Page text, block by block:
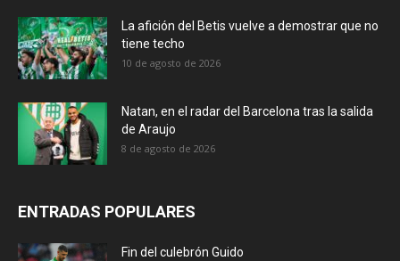
La afición del Betis vuelve a demostrar que no
tiene techo
10 de agosto de 2026
Natan, en el radar del Barcelona tras la salida
de Araujo
8 de agosto de 2026
ENTRADAS POPULARES
Fin del culebrón Guido